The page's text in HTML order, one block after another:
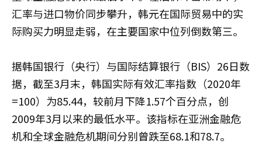
汇率与进口物价同步攀升，韩元在国际贸易中的实
际购买力明显走弱，在主要国家中位列倒数第三。
据韩国银行（央行）与国际结算银行（BIS）26日数
据，截至3月末，韩国实际有效汇率指数（2020年
=100）为85.44，较前月下降1.57个百分点，创
2009年3月以来的最低水平。该指标在亚洲金融危
机和全球金融危机期间分别曾跌至68.1和78.7。